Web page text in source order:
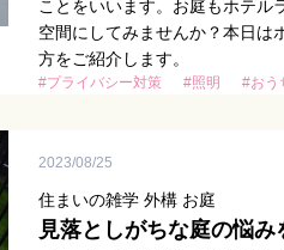
ことをいいます。お庭もホテル
空間にしてみませんか？本日は
方をご紹介します。
#プライバシー対策 #照明 #おう
2023/08/25
住まいの雑学 外構 お庭
見落としがちな庭の悩